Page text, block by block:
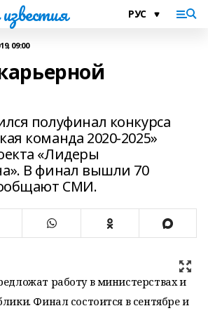
09:00
полуфинал конкурса
команда 2020-2025»
«Лидеры
В финал вышли 70
СМИ.
работу в министерствах и
Финал состоится в сентябре и